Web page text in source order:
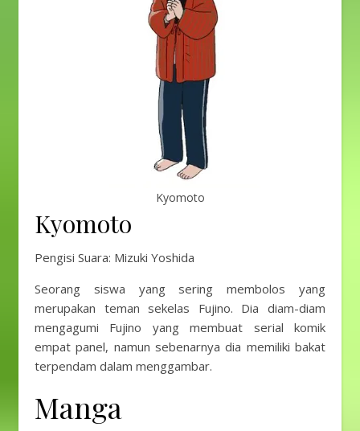
Kyomoto
Kyomoto
Pengisi Suara: Mizuki Yoshida
Seorang siswa yang sering membolos yang
merupakan teman sekelas Fujino. Dia diam-diam
mengagumi Fujino yang membuat serial komik
empat panel, namun sebenarnya dia memiliki bakat
terpendam dalam menggambar.
Manga